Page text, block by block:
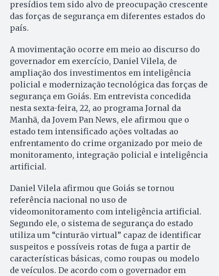
presídios tem sido alvo de preocupação crescente
das forças de segurança em diferentes estados do
país.
A movimentação ocorre em meio ao discurso do
governador em exercício, Daniel Vilela, de
ampliação dos investimentos em inteligência
policial e modernização tecnológica das forças de
segurança em Goiás. Em entrevista concedida
nesta sexta-feira, 22, ao programa Jornal da
Manhã, da Jovem Pan News, ele afirmou que o
estado tem intensificado ações voltadas ao
enfrentamento do crime organizado por meio de
monitoramento, integração policial e inteligência
artificial.
Daniel Vilela afirmou que Goiás se tornou
referência nacional no uso de
videomonitoramento com inteligência artificial.
Segundo ele, o sistema de segurança do estado
utiliza um “cinturão virtual” capaz de identificar
suspeitos e possíveis rotas de fuga a partir de
características básicas, como roupas ou modelo
de veículos. De acordo com o governador em